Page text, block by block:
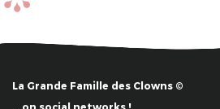
La Grande Famille des Clowns ©
… on social networks !